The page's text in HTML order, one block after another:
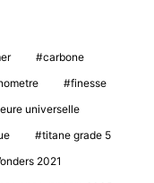
carbone
finesse
universelle
titane grade 5
2021